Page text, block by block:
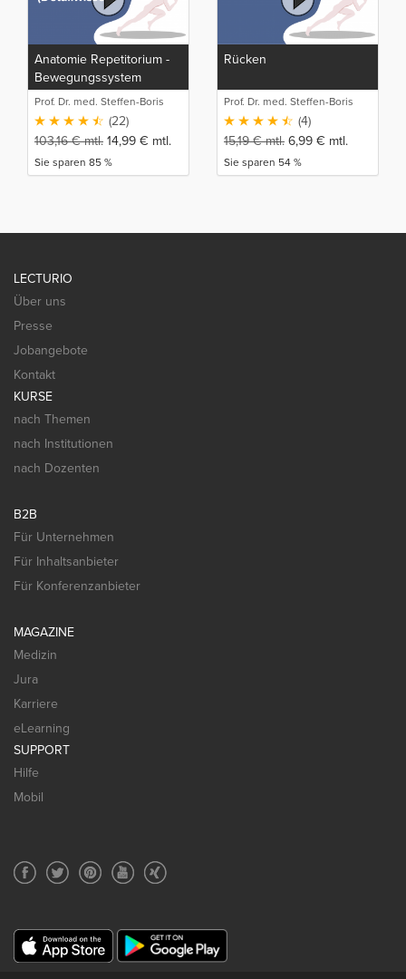
Anatomie Repetitorium -
Bewegungssystem
(Detailwissen)
Prof. Dr. med. Steffen-Boris
Wirth (1)
(22)
103,16€mtl. 14,99 € mtl.
Sie sparen 85 %
Rücken
Prof. Dr. med. Steffen-Boris
Wirth (1)
(4)
15,19€mtl. 6,99 € mtl.
Sie sparen 54 %
LECTURIO
Über uns
Presse
Jobangebote
Kontakt
KURSE
nach Themen
nach Institutionen
nach Dozenten
B2B
Für Unternehmen
Für Inhaltsanbieter
Für Konferenzanbieter
MAGAZINE
Medizin
Jura
Karriere
eLearning
SUPPORT
Hilfe
Mobil